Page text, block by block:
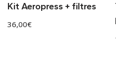
Kit Aeropress + filtres
36,00€